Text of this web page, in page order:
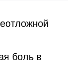
боль в